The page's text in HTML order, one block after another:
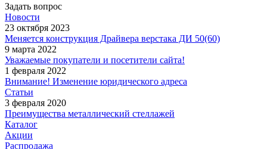
Задать вопрос
Новости
23 октября 2023
Меняется конструкция Драйвера верстака ДИ 50(60)
9 марта 2022
Уважаемые покупатели и посетители сайта!
1 февраля 2022
Внимание! Изменение юридического адреса
Статьи
3 февраля 2020
Преимущества металлический стеллажей
Каталог
Акции
Распродажа